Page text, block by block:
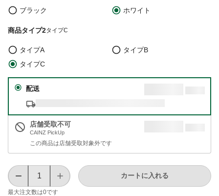
ブラック ホワイト
商品タイプ2タイプC
タイプA
タイプB
タイプC
配送
店舗受取不可
CAINZ PickUp
この商品は店舗受取対象外です
最大注文数は0です
カートに入れる